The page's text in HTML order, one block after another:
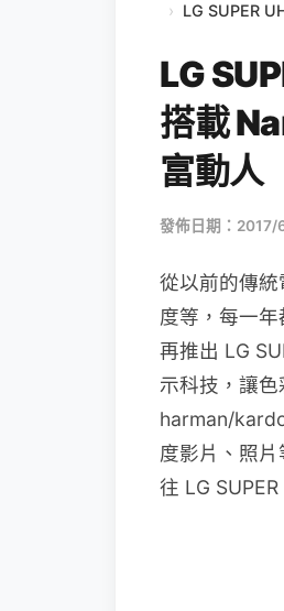
› LG SUPER
LG
搭載
富動人
發佈日期：2017/
從以前的傳
度等，每一
再推出 LG
示科技，讓
harman/
度影片、照
往 LG